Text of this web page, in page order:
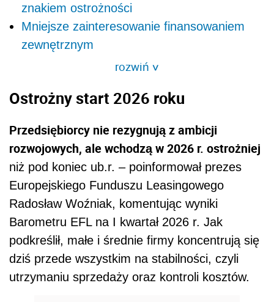
znakiem ostrożności
Mniejsze zainteresowanie finansowaniem
zewnętrznym
rozwiń>
Ostrożny start 2026 roku
Przedsiębiorcy nie rezygnują z ambicji
rozwojowych, ale wchodzą w 2026 r. ostrożniej
niż pod koniec ub.r. – poinformował prezes
Europejskiego Funduszu Leasingowego
Radosław Woźniak, komentując wyniki
Barometru EFL na I kwartał 2026 r. Jak
podkreślił, małe i średnie firmy koncentrują się
dziś przede wszystkim na stabilności, czyli
utrzymaniu sprzedaży oraz kontroli kosztów.